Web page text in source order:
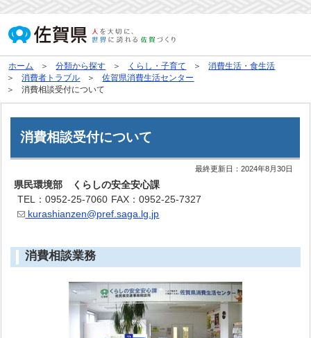
ホーム 分類から探す くらし・子育て
消費生活・食生活
消費者トラブル
佐賀県消費生活センター
消費相談受付について
消費相談受付について
最終更新日：2024年8月30日
県民環境部 くらしの安全安心課
TEL：0952-25-7060 FAX：0952-25-7327
kurashianzen@pref.saga.lg.jp
消費相談業務